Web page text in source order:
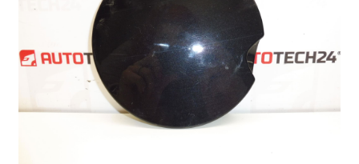
O nás